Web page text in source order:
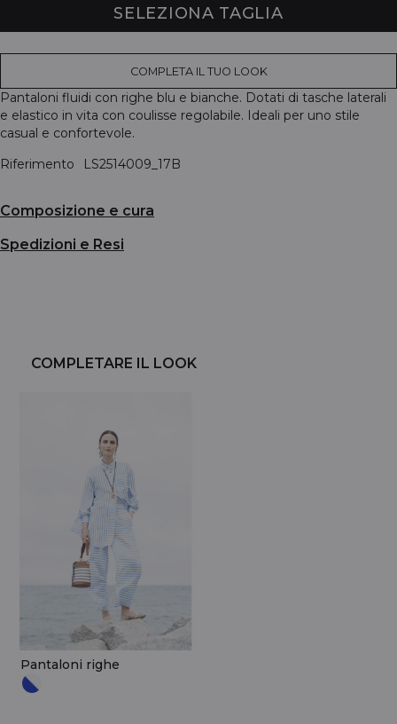
SELEZIONA TAGLIA
COMPLETA IL TUO LOOK
Pantaloni fluidi con righe blu e bianche. Dotati di tasche laterali
e elastico in vita con coulisse regolabile. Ideali per uno stile
casual e confortevole.
Riferimento
LS2514009_17B
Composizione e cura
Spedizioni e Resi
COMPLETARE IL LOOK
Pantaloni righe